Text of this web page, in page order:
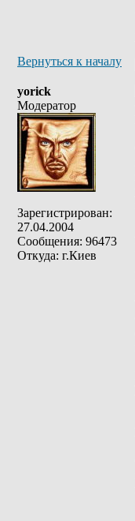
Вернуться к началу
yorick
Модератор
Зарегистрирован:
27.04.2004
Сообщения: 96473
Откуда: г.Киев